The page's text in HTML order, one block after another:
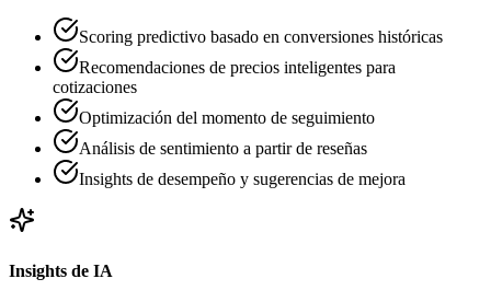
Scoring predictivo basado en conversiones históricas
Recomendaciones de precios inteligentes para
cotizaciones
Optimización del momento de seguimiento
Análisis de sentimiento a partir de reseñas
Insights de desempeño y sugerencias de mejora
Insights de IA